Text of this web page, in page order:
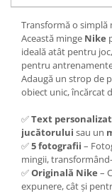
Transformă o simplă
Această minge Nike
ideală atât pentru
pentru
Adaugă un strop de
obiect unic, încărcat
✅Text personalizat
jucătorului sau un
✅5 fotografii –
mingii,
✅Originală Nike –
expunere, cât și